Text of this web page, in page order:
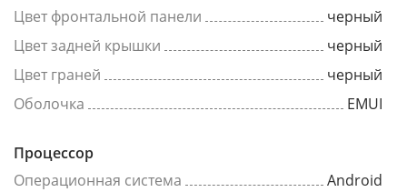
Цвет фронтальной панели
черный
Цвет задней крышки
черный
Цвет граней
черный
Оболочка
EMUI
Процессор
Операционная система
Android